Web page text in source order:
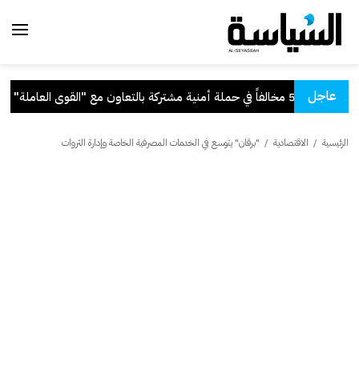
عاجل
بالتعاون مع "القوى العاملة"
الرئيسية / الاقتصادية / "برقان" يتوسع في الخدمات المصرفية الخاصة وإدارة الثروات